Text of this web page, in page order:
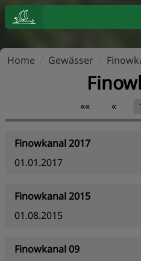
Home Gewässer
«« «
Finowkanal 2017
01.01.2017
Finowkanal 2015
01.08.2015
Finowkanal 09